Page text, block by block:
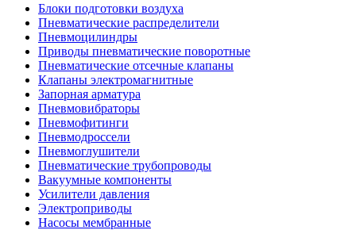
Блоки подготовки воздуха
Пневматические распределители
Пневмоцилиндры
Приводы пневматические поворотные
Пневматические отсечные клапаны
Клапаны электромагнитные
Запорная арматура
Пневмовибраторы
Пневмофитинги
Пневмодроссели
Пневмоглушители
Пневматические трубопроводы
Вакуумные компоненты
Усилители давления
Электроприводы
Насосы мембранные